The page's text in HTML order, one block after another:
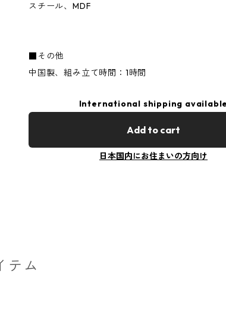
スチール、MDF
■その他
中国製、組み立て時間：1時間
International shipping available
Add to cart
日本国内にお住まいの方向け
テム